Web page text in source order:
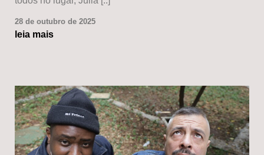
28 de outubro de 2025
leia mais